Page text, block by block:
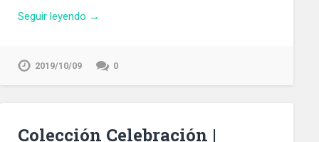
Seguir leyendo →
2019/10/09 0
Colección Celebración |